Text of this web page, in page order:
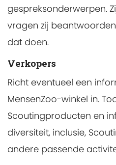
gespreksonderwerpen.
vragen zij
dat doen.
Verkopers
Richt eventueel een
MensenZoo-winkel in.
Scoutingproducten en
diversiteit, inclusie,
andere passende